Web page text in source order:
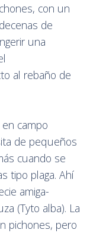
con un
de
una
al rebaño de
campo
de pequeños
cuando se
tipo plaga. Ahí
amiga-
(Tyto alba). La
pichones, pero